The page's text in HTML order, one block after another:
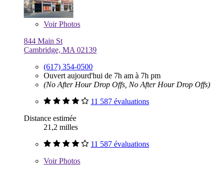
VoirPhotos
844 Main St
Cambridge, MA 02139
(617) 354-0500
Ouvert aujourd'hui de 7h am à 7h pm
(No After Hour Drop Offs, No After Hour Drop Offs)
11 587 évaluations
Distance estimée
21,2 milles
11 587 évaluations
VoirPhotos